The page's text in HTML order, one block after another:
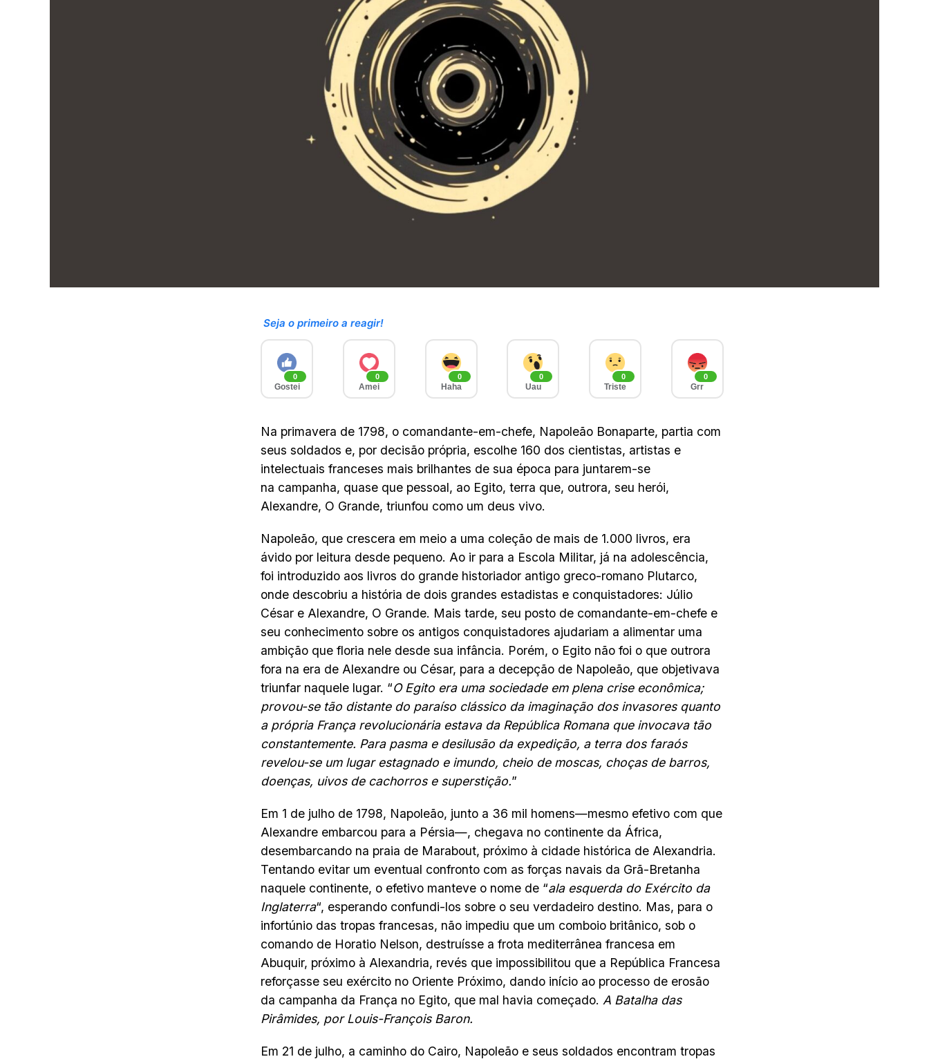
Seja o primeiro a reagir!
0
Gostei
0
Amei
0
Haha
0
Uau
0
Triste
0
Grr
Na primavera de 1798, o comandante-em-chefe, Napoleão Bonaparte, partia com
seus soldados e, por decisão própria, escolhe 160 dos cientistas, artistas e
intelectuais franceses mais brilhantes de sua época para juntarem-se
na campanha, quase que pessoal, ao Egito, terra que, outrora, seu herói,
Alexandre, O Grande, triunfou como um deus vivo.
Napoleão, que crescera em meio a uma coleção de mais de 1.000 livros, era
ávido por leitura desde pequeno. Ao ir para a Escola Militar, já na adolescência,
foi introduzido aos livros do grande historiador antigo greco-romano Plutarco,
onde descobriu a história de dois grandes estadistas e conquistadores: Júlio
César e Alexandre, O Grande. Mais tarde, seu posto de comandante-em-chefe e
seu conhecimento sobre os antigos conquistadores ajudariam a alimentar uma
ambição que floria nele desde sua infância. Porém, o Egito não foi o que outrora
fora na era de Alexandre ou César, para a decepção de Napoleão, que objetivava
triunfar naquele lugar. “O Egito era uma sociedade em plena crise econômica;
provou-se tão distante do paraíso clássico da imaginação dos invasores quanto
a própria França revolucionária estava da República Romana que invocava tão
constantemente. Para pasma e desilusão da expedição, a terra dos faraós
revelou-se um lugar estagnado e imundo, cheio de moscas, choças de barros,
doenças, uivos de cachorros e superstição.”
Em 1 de julho de 1798, Napoleão, junto a 36 mil homens—mesmo efetivo com que
Alexandre embarcou para a Pérsia—, chegava no continente da África,
desembarcando na praia de Marabout, próximo à cidade histórica de Alexandria.
Tentando evitar um eventual confronto com as forças navais da Grã-Bretanha
naquele continente, o efetivo manteve o nome de “ala esquerda do Exército da
Inglaterra“, esperando confundi-los sobre o seu verdadeiro destino. Mas, para o
infortúnio das tropas francesas, não impediu que um comboio britânico, sob o
comando de Horatio Nelson, destruísse a frota mediterrânea francesa em
Abuquir, próximo à Alexandria, revés que impossibilitou que a República Francesa
reforçasse seu exército no Oriente Próximo, dando início ao processo de erosão
da campanha da França no Egito, que mal havia começado. A Batalha das
Pirâmides, por Louis-François Baron.
Em 21 de julho, a caminho do Cairo, Napoleão e seus soldados encontram tropas